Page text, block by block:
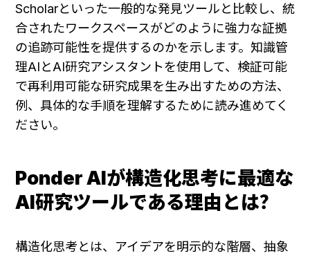
Scholarといった一般的な発見ツールと比較し、統
合されたワークスペースがどのように強力な証拠
の追跡可能性を提供するのかを示します。知識管
理AIとAI研究アシスタントを使用して、検証可能
で再利用可能な研究成果を生み出すための方法、
例、具体的な手順を理解するために読み進めてく
ださい。
Ponder AIが構造化思考に最適な
AI研究ツールである理由とは？
構造化思考とは、アイデアを明示的な階層、抽象